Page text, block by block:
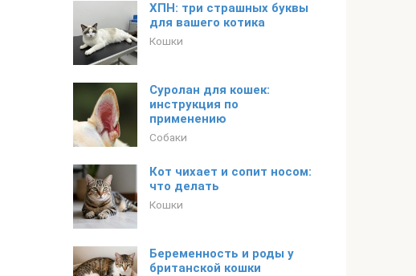
ХПН: три страшных буквы
для вашего котика
Кошки
Суролан для кошек:
инструкция по
применению
Собаки
Кот чихает и сопит носом:
что делать
Кошки
Беременность и роды у
британской кошки